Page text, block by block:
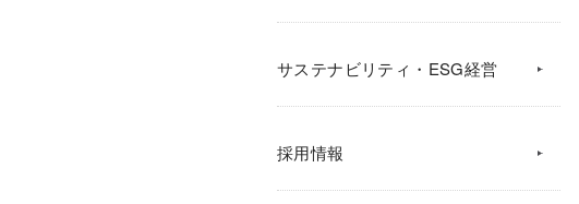
サステナビリティ・ESG経営
採用情報